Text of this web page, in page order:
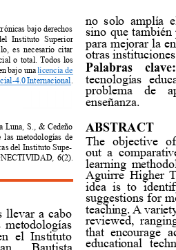
  

 
  
  
  
Palabras clave:




ABSTRACT
 
 

 
  
 
 

 

 
  
   
licencia de

   
  

